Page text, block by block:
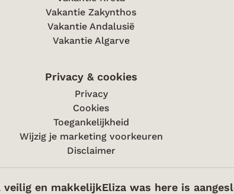
Vakantie Zakynthos
Vakantie Andalusië
Vakantie Algarve
Privacy & cookies
Privacy
Cookies
Toegankelijkheid
Wijzig je marketing voorkeuren
Disclaimer
veilig en makkelijkEliza was here is